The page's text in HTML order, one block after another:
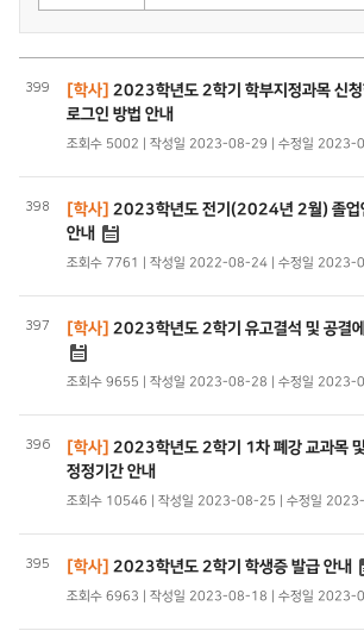
399 [학사] 2023학년도 2학기 학부지정과목 신
로그인 방법 안내
조회수 5002 | 작성일 2023-08-29 | 수정일 2023-
398 [학사] 2023학년도 전기(2024년 2월) 졸업
안내
조회수 7761 | 작성일 2022-08-24 | 수정일 2023-
397 [학사] 2023학년도 2학기 유고결석 및 공결
조회수 9655 | 작성일 2023-08-28 | 수정일 2023-
396 [학사] 2023학년도 2학기 1차 폐강 교과목
정정기간 안내
조회수 10546 | 작성일 2023-08-25 | 수정일
395 [학사] 2023학년도 2학기 학생증 발급 안내
조회수 6963 | 작성일 2023-08-18 | 수정일 2023-